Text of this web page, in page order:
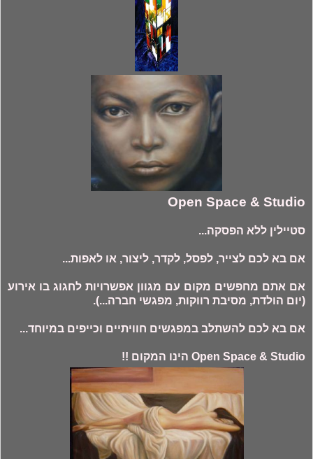
Open Space & Studio
סטיילין ללא הפסקה...
אם בא לכם לצייר, לפסל, לקדר, ליצור, או לאפות...
אם אתם מחפשים מקום עם מגוון אפשרויות לחגוג בו אירוע
(יום הולדת, מסיבת רווקות, מפגשי חברה...).
אם בא לכם להשתלב במפגשים חוויתיים וכייפים במיוחד...
Open Space & Studio הינו המקום !!